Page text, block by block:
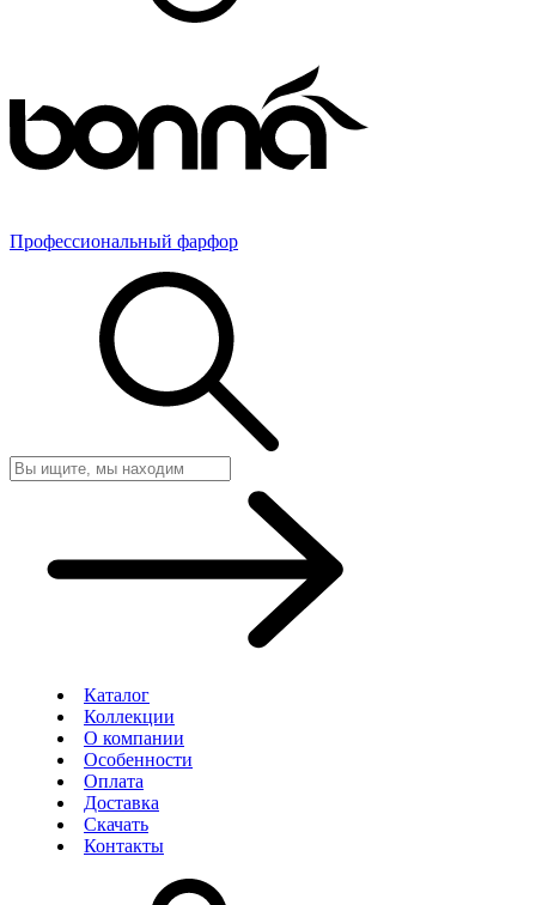
Профессиональный фарфор
Каталог
Коллекции
О компании
Особенности
Оплата
Доставка
Скачать
Контакты